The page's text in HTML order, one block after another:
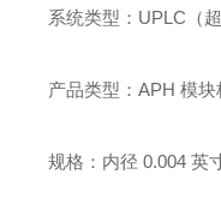
系统类型：UPLC（
产品类型：APH 模块
规格：内径 0.004 英